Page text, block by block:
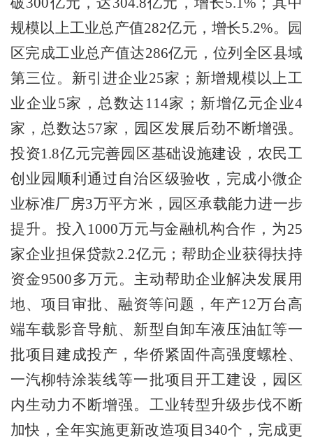
规模以上工业总产值282亿元，增长5.2%。园
区完成工业总产值达286亿元，位列全区县域
第三位。新引进企业25家；新增规模以上工
业企业5家，总数达 114家；新增亿元企业4
家，总数达57家，园区发展后劲不断增强。
投资1.8亿元完善园区基础设施建设，农民工
创业园顺利通过自治区级验收，完成小微企
业标准厂房3万平方米，园区承载能力进一步
提升。投入 1000万元与金融机构合作，为25
家企业担保贷款2.2亿元；帮助企业获得扶持
资金9500多万元。主动帮助企业解决发展用
地、项目审批、融资等问题，年产12万台高
端车载影音导航、新型自卸车液压油缸等一
批项目建成投产，华侨紧固件高强度螺栓、
一汽柳特涂装线等一批项目开工建设，园区
内生动力不断增强。工业转型升级步伐不断
加快，全年实施更新改造项目 340个，完成更